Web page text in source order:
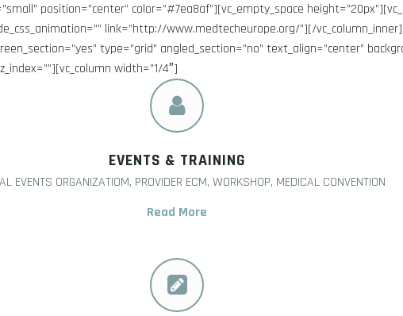
position=”center” color=”#7ea8af”][vc_empty_space
link=”http://www.medtecheurope.org/”][/
type=”grid” angled_section=”no” text_align=”center”
width=”1/4″]
EVENTS & TRAINING
EVENTS ORGANIZATIOM, PROVIDER ECM, WORKSHOP, MEDICAL CONVENTION
Read More